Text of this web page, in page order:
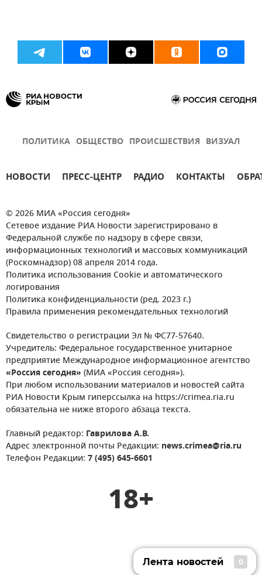
ПОЛИТИКА ОБЩЕСТВО ПРОИСШЕСТВИЯ ВИЗУАЛ
НОВОСТИ ПРЕСС-ЦЕНТР РАДИО КОНТАКТЫ
© 2026 МИА «Россия сегодня»
Сетевое издание РИА Новости зарегистрировано в
Федеральной службе по надзору в сфере связи,
информационных технологий и массовых коммуникаций
(Роскомнадзор) 08 апреля 2014 года.
Политика использования Cookie и автоматического
логирования
Политика конфиденциальности (ред. 2023 г.)
Правила применения рекомендательных технологий
Свидетельство о регистрации Эл № ФС77-57640.
Учредитель: Федеральное государственное унитарное
предприятие Международное информационное агентство
«Россия сегодня» (МИА «Россия сегодня»).
При любом использовании материалов и новостей сайта
РИА Новости Крым гиперссылка на https://crimea.ria.ru
обязательна не ниже второго абзаца текста.
Главный редактор: Гаврилова А.В.
Адрес электронной почты Редакции: news.crimea@ria.ru
Телефон Редакции: 7 (495) 645-6601
18+
Лента новостей 0